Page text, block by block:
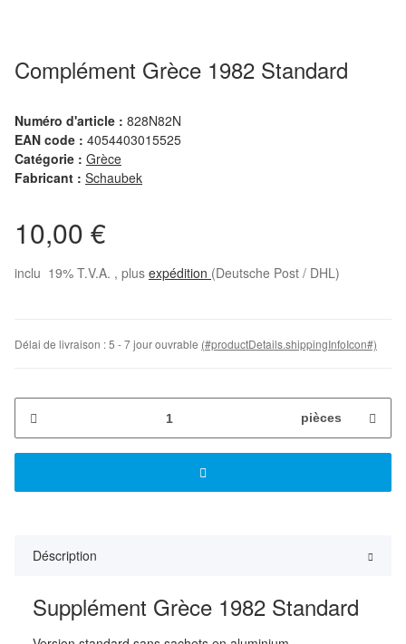
Complément Grèce 1982 Standard
Numéro d'article : 828N82N
EAN code : 4054403015525
Catégorie : Grèce
Fabricant : Schaubek
10,00 €
inclu 19% T.V.A. , plus expédition (Deutsche Post / DHL)
Délai de livraison :5 - 7 jour ouvrable (#productDetails.shippingInfoIcon#)
pièces
Déscription
Supplément Grèce 1982 Standard